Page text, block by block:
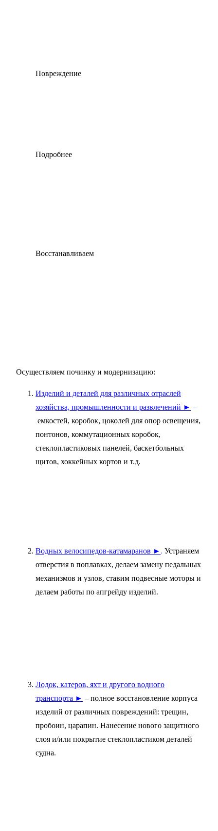
Повреждение
Подробнее
Восстанавливаем
Осуществляем починку и модернизацию:
Изделий и деталей для различных отраслей
хозяйства, промышленности и развлечений ► –
емкостей, коробок, цоколей для опор освещения,
понтонов, коммутационных коробок,
стеклопластиковых панелей, баскетбольных
щитов, хоккейных кортов и т.д.
Водных велосипедов-катамаранов ► . Устраняем
отверстия в поплавках, делаем замену педальных
механизмов и узлов, ставим подвесные моторы и
делаем работы по апгрейду изделий.
Лодок, катеров, яхт и другого водного
транспорта ► – полное восстановление корпуса
изделий от различных повреждений: трещин,
пробоин, царапин. Нанесение нового защитного
слоя и/или покрытие стеклопластиком деталей
судна.